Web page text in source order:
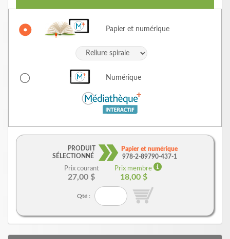
Papier et numérique
Numérique
PRODUIT
SÉLECTIONNÉ
Papier et numérique
978-2-89790-437-1
Prix courant
27,00 $
Prix membre
18,00 $
Qté :